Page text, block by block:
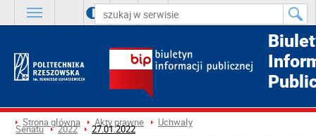
A A A
Strona główna Akty prawne Uchwały
Senatu 2022 27.01.2022